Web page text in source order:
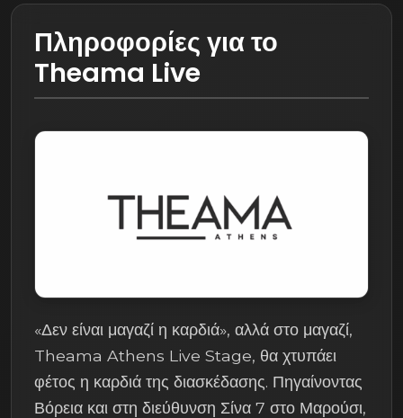
Πληροφορίες για το
Theama Live
«Δεν είναι μαγαζί η καρδιά», αλλά στο μαγαζί,
Theama Athens Live Stage, θα χτυπάει
φέτος η καρδιά της διασκέδασης. Πηγαίνοντας
Βόρεια και στη διεύθυνση Σίνα 7 στο Μαρούσι,